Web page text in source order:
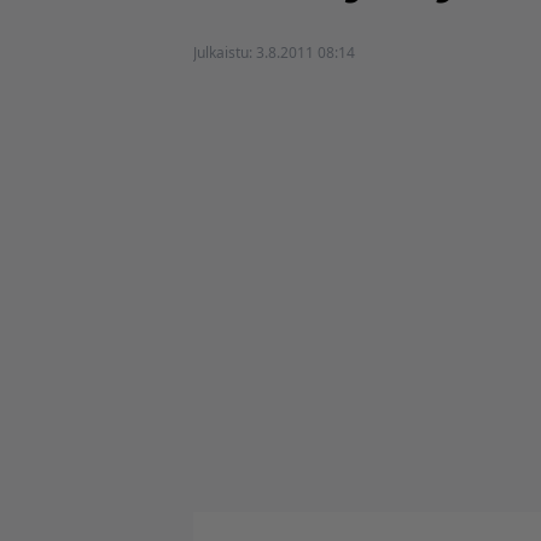
Julkaistu: 3.8.2011 08:14